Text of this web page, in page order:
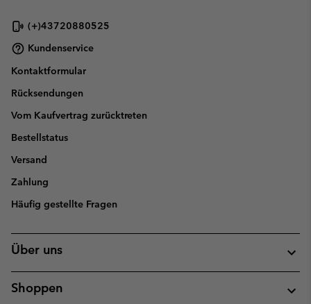
(+)43720880525
Kundenservice
Kontaktformular
Rücksendungen
Vom Kaufvertrag zurücktreten
Bestellstatus
Versand
Zahlung
Häufig gestellte Fragen
Über uns
Shoppen